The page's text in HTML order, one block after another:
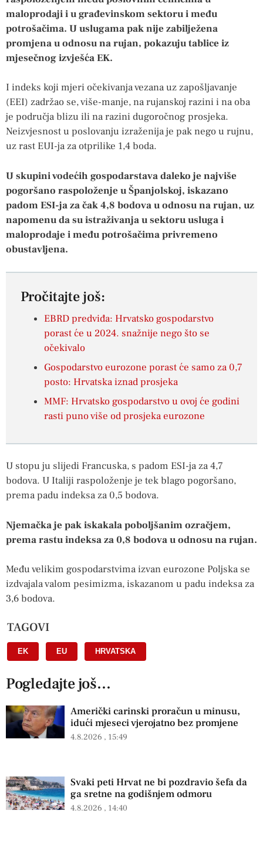
maloprodaji i u građevinskom sektoru i među
potrošačima. U uslugama pak nije zabilježena
promjena u odnosu na rujan, pokazuju tablice iz
mjesečnog izvješća EK.
I indeks koji mjeri očekivanja vezana uz zapošljavanje
(EEI) zadržao se, više-manje, na rujanskoj razini i na oba
je područja blizu ili na razini dugoročnog prosjeka.
Neizvjesnost u poslovanju izraženija je pak nego u rujnu,
uz rast EUI-ja za otprilike 1,4 boda.
U skupini vodećih gospodarstava daleko je najviše
pogoršano raspoloženje u Španjolskoj, iskazano
padom ESI-ja za čak 4,8 bodova u odnosu na rujan, uz
napomenu da su istraživanja u sektoru usluga i
maloprodaje i među potrošačima privremeno
obustavljena.
Pročitajte još:
EBRD predviđa: Hrvatsko gospodarstvo
porast će u 2024. snažnije nego što se
očekivalo
Gospodarstvo eurozone porast će samo za 0,7
posto: Hrvatska iznad prosjeka
MMF: Hrvatsko gospodarstvo u ovoj će godini
rasti puno više od prosjeka eurozone
U stopu ju slijedi Francuska, s padom ESI-ja za 4,7
bodova. U Italiji raspoloženje je tek blago pogoršano,
prema padu indeksa za 0,5 bodova.
Njemačka je pak iskakala poboljšanim ozračjem,
prema rastu indeksa za 0,8 bodova u odnosu na rujan.
Među velikim gospodarstvima izvan eurozone Poljska se
izdvajala valom pesimizma, iskazanom u padu indeksa za
3,6 bodova.
TAGOVI
EK EU HRVATSKA
Pogledajte još...
Američki carinski proračun u minusu,
idući mjeseci vjerojatno bez promjene
4.8.2026 15:49
Svaki peti Hrvat ne bi pozdravio šefa da
ga sretne na godišnjem odmoru
4.8.2026 14:40